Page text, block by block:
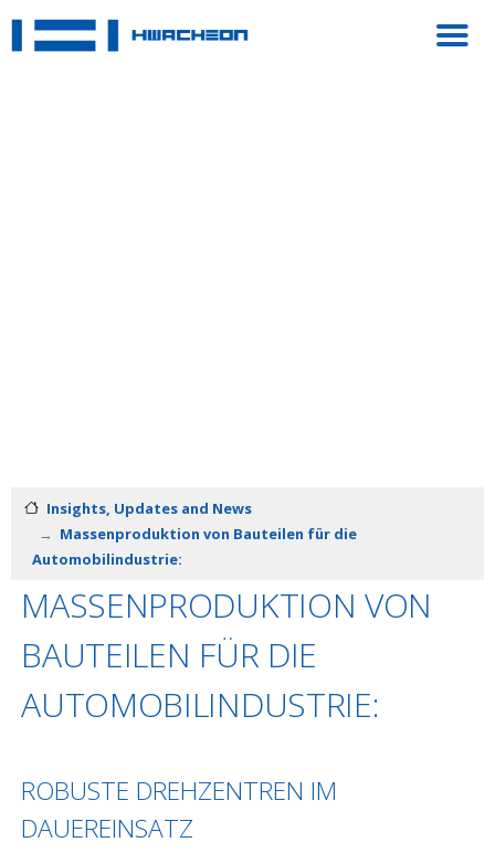
Insights, Updates and News
Massenproduktion von Bauteilen für die
Automobilindustrie:
MASSENPRODUKTION VON
BAUTEILEN FÜR DIE
AUTOMOBILINDUSTRIE:
ROBUSTE DREHZENTREN IM
DAUEREINSATZ